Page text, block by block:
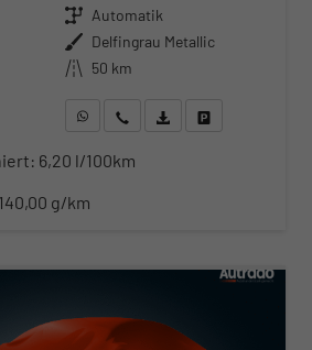
Getriebe Automatik
Außenfarbe Delfingrau Metallic
Kilometerstand 50 km
WhatsApp anfragen
Wir rufen Sie anFahrzeugexposé (PDF)
6,20 l/100km
140,00 g/km